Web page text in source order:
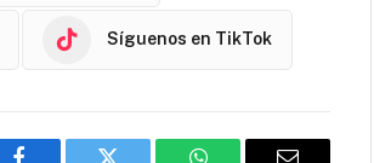
Síguenos en TikTok